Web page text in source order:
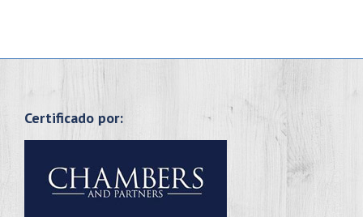
Certificado por: